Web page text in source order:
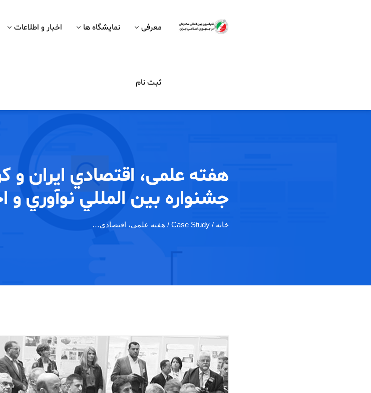
معرفی نمایشگاه ها اخبار و اطلاعات
ثبت نام
هفته علمی، اقتصادي ايران و
جشنواره بين المللي نوآوري و
خانه / Case Study / هفته علمی، اقتصادي…